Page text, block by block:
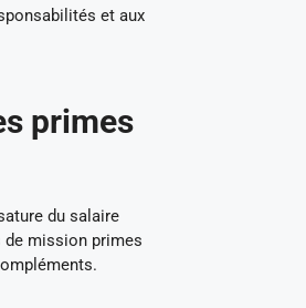
et aux
primes
du salaire
de mission primes